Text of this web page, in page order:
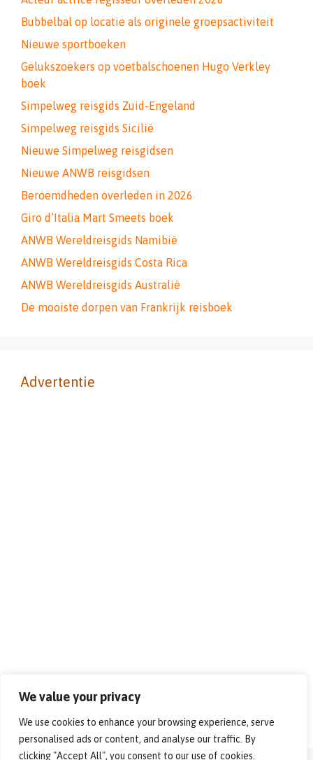
We value your privacy
We use cookies to enhance your browsing experience, serve
personalised ads or content, and analyse our traffic. By
clicking "Accept All", you consent to our use of cookies.
Bubbelbal op locatie als originele groepsactiviteit
Nieuwe sportboeken
Gelukszoekers op voetbalschoenen Hugo Verkley
boek
Simpelweg reisgids Zuid-Engeland
Simpelweg reisgids Sicilië
Nieuwe Simpelweg reisgidsen
Nieuwe ANWB reisgidsen
Beroemdheden overleden in 2026
Giro d’Italia Mart Smeets boek
ANWB Wereldreisgids Namibië
ANWB Wereldreisgids Costa Rica
ANWB Wereldreisgids Australië
De mooiste dorpen van Frankrijk reisboek
Advertentie